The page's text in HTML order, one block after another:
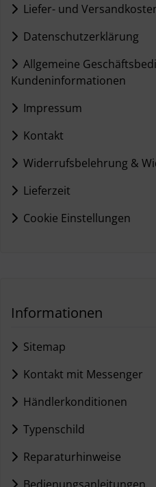
Liefer- und
Datenschutzerklärung
Allgemeine
Kundeninformationen
Impressum
Kontakt
Widerrufsbelehrung &
Lieferzeit
Cookie Einstellungen
Informationen
Sitemap
Kontakt mit Messenger
Händlerkonditionen
Typenschild
Reparaturhinweise